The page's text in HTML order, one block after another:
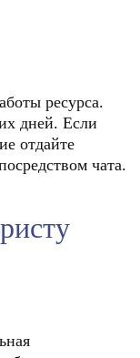
ресурса.
дней. Если
отдайте
чата.